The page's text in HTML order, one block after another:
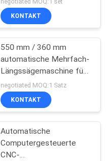
KONTAKT
550 mm / 360 mm
automatische Mehrfach-
Längssägemaschine für
die Verarbeitung von
Massivholzplatten
negotiated MOQ:1 Satz
KONTAKT
Automatische
Computergesteuerte
CNC-